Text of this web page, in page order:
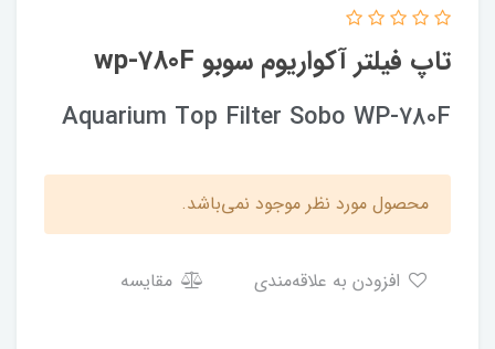
تاپ فیلتر آکواریوم سوبو wp-780F
Aquarium Top Filter Sobo WP-780F
محصول مورد نظر موجود نمی‌باشد.
مقایسه